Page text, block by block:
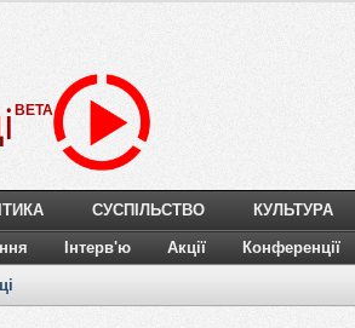
BETA
СУСПІЛЬСТВО КУЛЬТУРА
Інтерв'ю Акції Конференції